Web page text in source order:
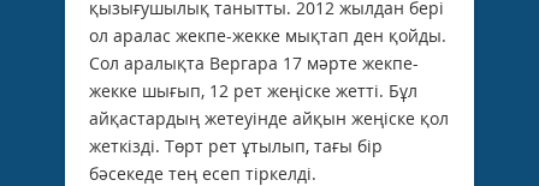
қызығушылық танытты. 2012 жылдан бері
ол аралас жекпе-жекке мықтап ден қойды.
Сол аралықта Вергара 17 мәрте жекпе-
жекке шығып, 12 рет жеңіске жетті. Бұл
айқастардың жетеуінде айқын жеңіске қол
жеткізді. Төрт рет ұтылып, тағы бір
бәсекеде тең есеп тіркелді.